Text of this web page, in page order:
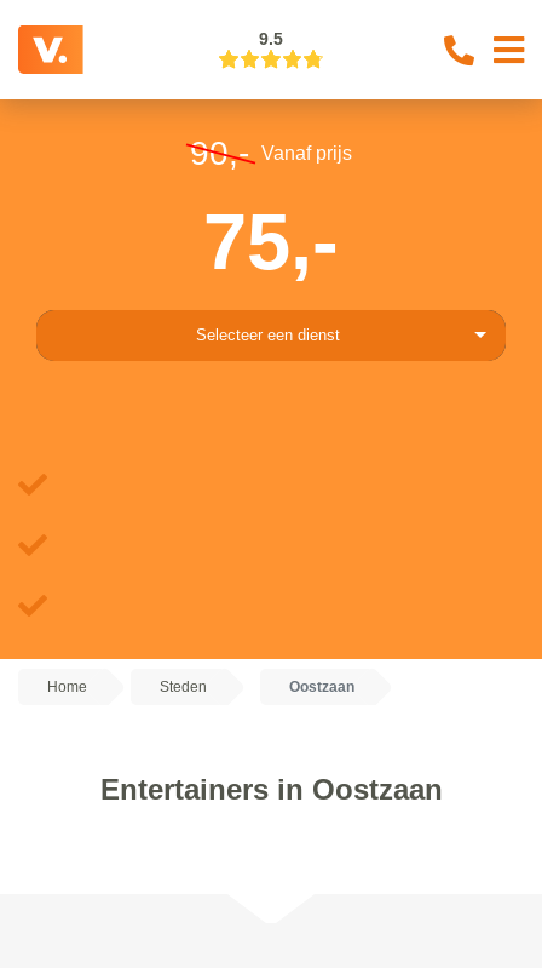
9.5
90,- Vanaf prijs
75,-
Selecteer een dienst
Home Steden Oostzaan
Entertainers in Oostzaan